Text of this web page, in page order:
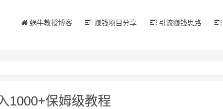
蜗牛教授博客 赚钱项目分享 引流赚钱思路
1000+保姆级教程